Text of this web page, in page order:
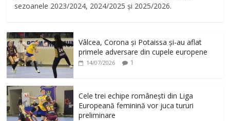
sezoanele 2023/2024, 2024/2025 și 2025/2026.
Vâlcea, Corona și Potaissa și-au aflat
primele adversare din cupele europene
14/07/2026 1
Cele trei echipe românești din Liga
Europeană feminină vor juca tururi
preliminare